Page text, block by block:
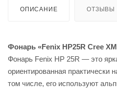
ОПИСАНИЕ ОТЗЫВЫ
Фонарь «Fenix HP25R Cree
Фонарь Fenix HP 25R — это
ориентированная
том числе, его используют